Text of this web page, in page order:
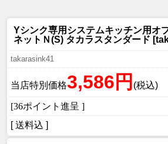
Yシンク専用システムキッチン用オ
ネットＮ(S) タカラスタンダード
takarasink41
当店特別価格3,586円 (税込)
[36ポイント進呈 ]
[ 送料込 ]